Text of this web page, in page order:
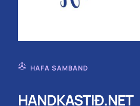
HAFA SAMBAND
HANDKASTIÐ.NET